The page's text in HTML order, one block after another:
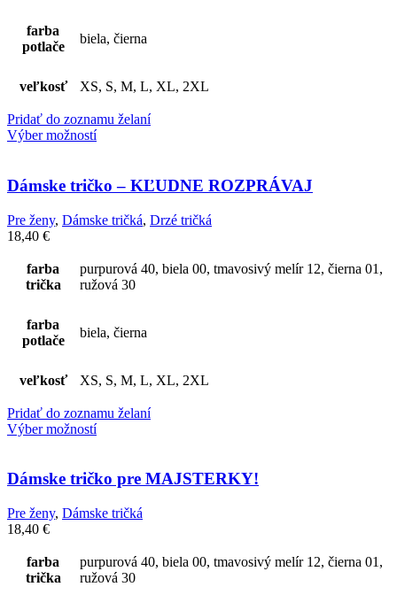
farba
potlače
biela, čierna
veľkosť XS, S, M, L, XL, 2XL
Pridať do zoznamu želaní
Výber možností
Dámske tričko – KĽUDNE ROZPRÁVAJ
Pre ženy, Dámske tričká, Drzé tričká
18,40 €
farba
trička
purpurová 40, biela 00, tmavosivý melír 12, čierna 01,
ružová 30
farba
potlače
biela, čierna
veľkosť XS, S, M, L, XL, 2XL
Pridať do zoznamu želaní
Výber možností
Dámske tričko pre MAJSTERKY!
Pre ženy, Dámske tričká
18,40 €
farba
trička
purpurová 40, biela 00, tmavosivý melír 12, čierna 01,
ružová 30